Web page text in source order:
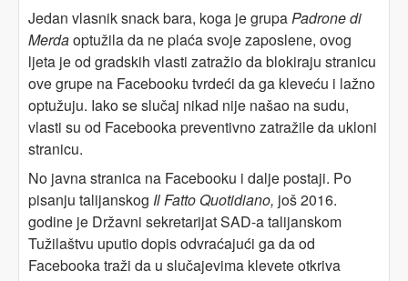
Jedan vlasnik snack bara, koga je grupaPadrone di
Merdaoptužila da ne plaća svoje zaposlene, ovog
ljeta je od gradskih vlasti zatražio da blokiraju stranicu
ove grupe na Facebooku tvrdeći da ga kleveću i lažno
optužuju. Iako se slučaj nikad nije našao na sudu,
vlasti su od Facebooka preventivno zatražile da ukloni
stranicu.
No javna stranica na Facebooku i dalje postaji. Po
pisanju talijanskog Il Fatto Quotidiano, još 2016.
godine je Državni sekretarijat SAD-a talijanskom
Tužilaštvu uputio dopis odvraćajući ga da od
Facebooka traži da u slučajevima klevete otkriva